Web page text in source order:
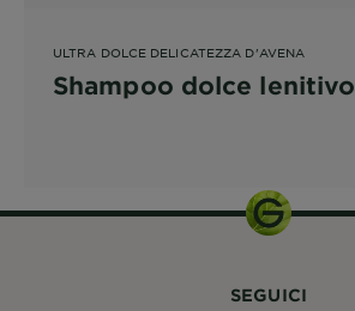
ULTRA DOLCE DELICATEZZA D'AVENA
Shampoo dolce lenitivo
SEGUICI